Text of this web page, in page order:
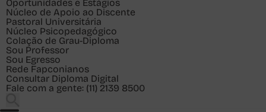
Oportunidades e Estágios
Núcleo de Apoio ao Discente
Pastoral Universitária
Núcleo Psicopedagógico
Colação de Grau-Diploma
Sou Professor
Sou Egresso
Rede Fapconianos
Consultar Diploma Digital
Fale com a gente: (11) 2139 8500